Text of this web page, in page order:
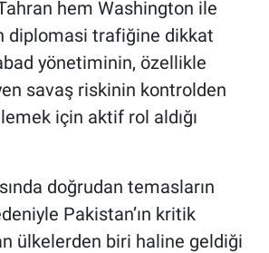
hem Washington ile
diplomasi trafiğine dikkat
yönetiminin, özellikle
savaş riskinin kontrolden
için aktif rol aldığı
doğrudan temasların
Pakistan’ın kritik
ülkelerden biri haline geldiği